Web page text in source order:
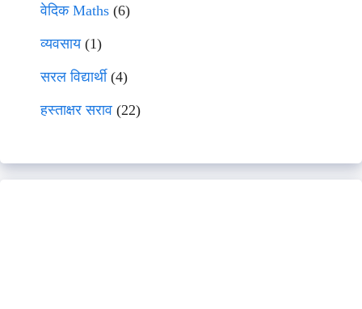
वेदिक Maths (6)
व्यवसाय(1)
सरल विद्यार्थी(4)
हस्ताक्षर सराव (22)